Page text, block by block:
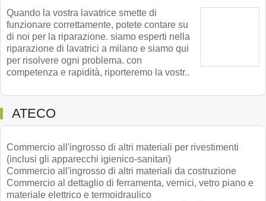
Quando la vostra lavatrice smette di
funzionare correttamente, potete contare su
di noi per la riparazione. siamo esperti nella
riparazione di lavatrici a milano e siamo qui
per risolvere ogni problema. con
competenza e rapidità, riporteremo la vostr..
ATECO
Commercio all'ingrosso di altri materiali per rivestimenti
(inclusi gli apparecchi igienico-sanitari)
Commercio all'ingrosso di altri materiali da costruzione
Commercio al dettaglio di ferramenta, vernici, vetro piano e
materiale elettrico e termoidraulico